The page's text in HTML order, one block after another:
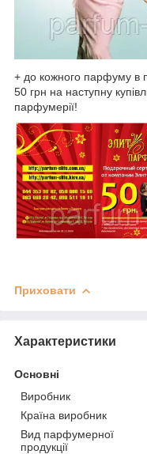
+ до кожного парфуму в
50 грн на наступну
парфумерії!
Приховати
Характеристики
Основні
Виробник
Країна виробник
Вид парфумерної
продукції